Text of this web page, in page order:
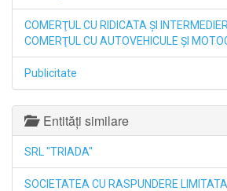
COMERŢUL CU RIDICATA ŞI
COMERŢUL CU AUTOVEHICULE ŞI
Publicitate
Entități similare
SRL "TRIADA"
SOCIETATEA CU RASPUNDERE